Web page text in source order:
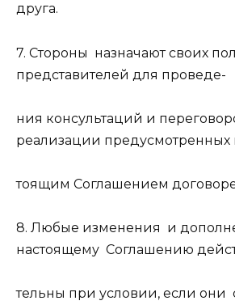
друга.
7. Стороны назначают своих
представителей для проведе-
ния консультаций и
реализации предусмотренных
тоящим Соглашением
8. Любые изменения и
настоящему Соглашению
тельны при условии, если